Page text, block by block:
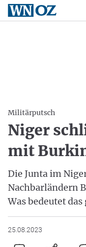
Militärputsch
Niger
mit
Die Junta im
Nachbarländern
Was bedeutet das
25.08.2023